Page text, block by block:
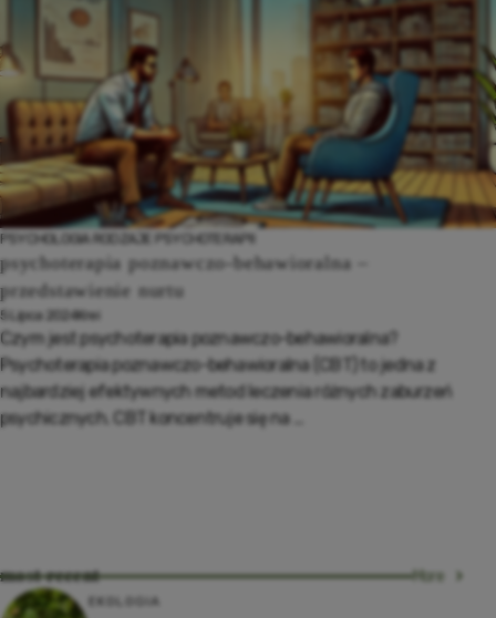
PSYCHOLOGIA RODZAJE PSYCHOTERAPII
psychoterapia poznawczo-behawioralna –
przedstawienie nurtu
5 Lipca 2024Krei
Czym jest psychoterapia poznawczo-behawioralna?
Psychoterapia poznawczo-behawioralna (CBT) to jedna z
najbardziej efektywnych metod leczenia różnych zaburzeń
psychicznych. CBT koncentruje się na ...
most recent More
EKOLOGIA